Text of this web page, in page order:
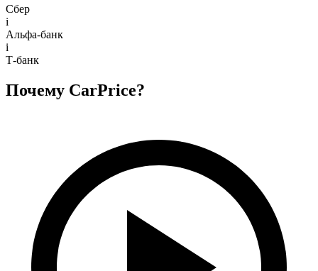
Сбер
i
Альфа-банк
i
Т-банк
Почему CarPrice?